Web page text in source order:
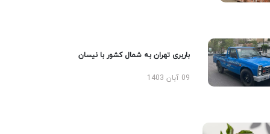
باربری تهران به شمال کشور با نیسان
09 آبان 1403